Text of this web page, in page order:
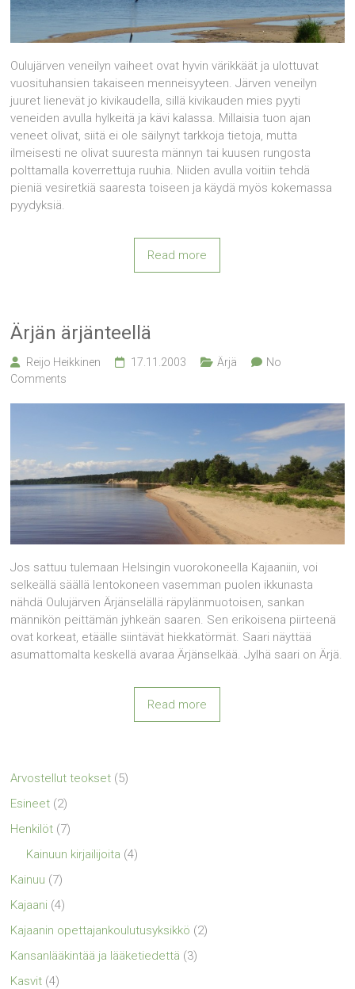
Oulujärven veneilyn vaiheet ovat hyvin värikkäät ja ulottuvat
vuosituhansien takaiseen menneisyyteen. Järven veneilyn
juuret lienevät jo kivikaudella, sillä kivikauden mies pyyti
veneiden avulla hylkeitä ja kävi kalassa. Millaisia tuon ajan
veneet olivat, siitä ei ole säilynyt tarkkoja tietoja, mutta
ilmeisesti ne olivat suuresta männyn tai kuusen rungosta
polttamalla koverrettuja ruuhia. Niiden avulla voitiin tehdä
pieniä vesiretkiä saaresta toiseen ja käydä myös kokemassa
pyydyksiä.
Read more
Ärjän ärjänteellä
Reijo Heikkinen 17.11.2003 Ärjä
No
Comments
Jos sattuu tulemaan Helsingin vuorokoneella Kajaaniin, voi
selkeällä säällä lentokoneen vasemman puolen ikkunasta
nähdä Oulujärven Ärjänselällä räpylänmuotoisen, sankan
männikön peittämän jyhkeän saaren. Sen erikoisena piirteenä
ovat korkeat, etäälle siintävät hiekkatörmät. Saari näyttää
asumattomalta keskellä avaraa Ärjänselkää. Jylhä saari on Ärjä.
Read more
Arvostellut teokset (5)
Esineet (2)
Henkilöt (7)
Kainuun kirjailijoita (4)
Kainuu (7)
Kajaani (4)
Kajaanin opettajankoulutusyksikkö (2)
Kansanlääkintää ja lääketiedettä (3)
Kasvit (4)